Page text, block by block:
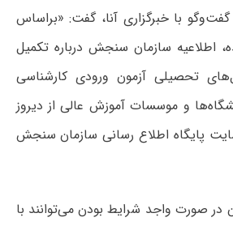
با خبرگزاری آنا، گفت: «براساس
اطلاعیه سازمان سنجش درباره تکمیل
تحصیلی آزمون ورودی کارشناسی
ناپیوسته ۹۶ دانشگاه‌ها و موسسات آموزش عالی از دیروز
روی سایت پایگاه اطلاع رسانی سازمان سنجش
در صورت واجد شرایط بودن می‌توانند با